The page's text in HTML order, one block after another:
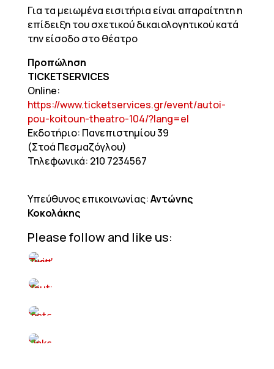
Για τα μειωμένα εισιτήρια είναι απαραίτητη η
επίδειξη του σχετικού δικαιολογητικού κατά
την είσοδο στο θέατρο
Προπώληση
TICKETSERVICES
Online:
https://www.ticketservices.gr/event/autoi-
pou-koitoun-theatro-104/?lang=el
Εκδοτήριο: Πανεπιστημίου 39
(Στοά Πεσμαζόγλου)
Τηλεφωνικά: 210 7234567
Υπεύθυνος επικοινωνίας:Αντώνης
Κοκολάκης
Please follow and like us: